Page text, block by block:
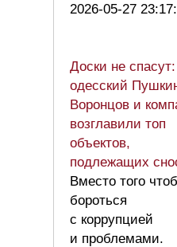
2026-05-27
Доски не спасут:
одесский
Воронцов и
возглавили топ
объектов,
подлежащих
Вместо того чтоб
бороться
с коррупцией
и проблемами.